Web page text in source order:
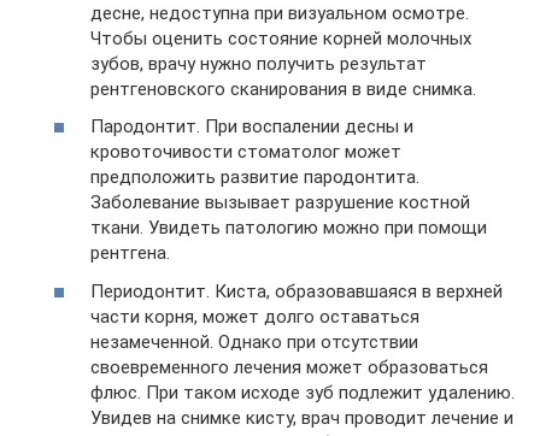
десне, недоступна при визуальном осмотре.
Чтобы оценить состояние корней молочных
зубов, врачу нужно получить результат
рентгеновского сканирования в виде снимка.
Пародонтит. При воспалении десны и
кровоточивости стоматолог может
предположить развитие пародонтита.
Заболевание вызывает разрушение костной
ткани. Увидеть патологию можно при помощи
рентгена.
Периодонтит. Киста, образовавшаяся в верхней
части корня, может долго оставаться
незамеченной. Однако при отсутствии
своевременного лечения может образоваться
флюс. При таком исходе зуб подлежит удалению.
Увидев на снимке кисту, врач проводит лечение и